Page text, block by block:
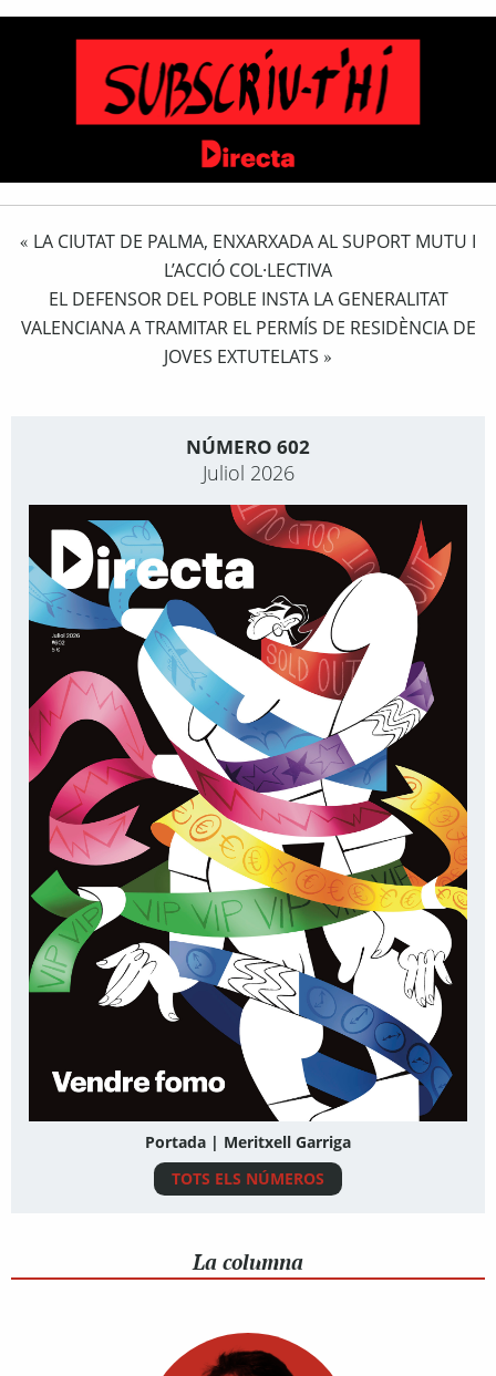
« LA CIUTAT DE PALMA, ENXARXADA AL SUPORT MUTU I
L’ACCIÓ COL·LECTIVA
EL DEFENSOR DEL POBLE INSTA LA GENERALITAT
VALENCIANA A TRAMITAR EL PERMÍS DE RESIDÈNCIA DE
JOVES EXTUTELATS »
NÚMERO 602
Juliol 2026
Portada | Meritxell Garriga
TOTS ELS NÚMEROS
La columna